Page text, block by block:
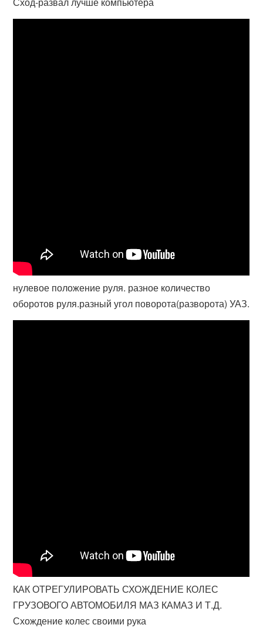
нулевое положение руля. разное количество
оборотов руля.разный угол поворота(разворота) УАЗ.
КАК ОТРЕГУЛИРОВАТЬ СХОЖДЕНИЕ КОЛЕС
ГРУЗОВОГО АВТОМОБИЛЯ МАЗ КАМАЗ И Т.Д.
Схождение колес своими рука